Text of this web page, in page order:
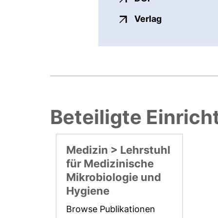
Verlagexterner
Beteiligte
Medizin > Lehrstuhl
für Medizinische
Mikrobiologie und
Hygiene
Browse Publikationen